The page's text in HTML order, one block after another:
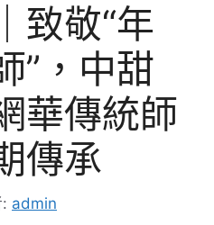
致敬“年
”，中甜
華傳統師
傳承
admin